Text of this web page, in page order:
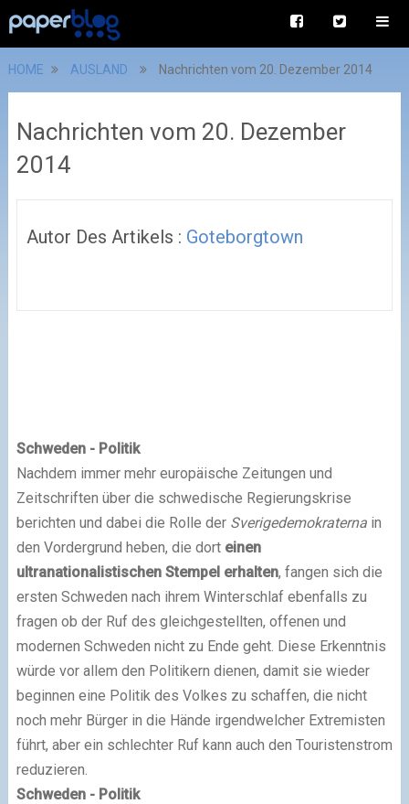
HOME AUSLAND Nachrichten vom 20. Dezember 2014
Nachrichten vom 20. Dezember
2014
Autor Des Artikels : Goteborgtown
Schweden - Politik
Nachdem immer mehr europäische Zeitungen und
Zeitschriften über die schwedische Regierungskrise
berichten und dabei die Rolle der Sverigedemokraternain
den Vordergrund heben, die dort einen
ultranationalistischen Stempel erhalten, fangen sich die
ersten Schweden nach ihrem Winterschlaf ebenfalls zu
fragen ob der Ruf des gleichgestellten, offenen und
modernen Schweden nicht zu Ende geht. Diese Erkenntnis
würde vor allem den Politikern dienen, damit sie wieder
beginnen eine Politik des Volkes zu schaffen, die nicht
noch mehr Bürger in die Hände irgendwelcher Extremisten
führt, aber ein schlechter Ruf kann auch den Touristenstrom
reduzieren.
Schweden - Politik